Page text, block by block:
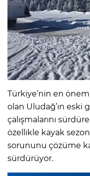
Türkiye’nin en
olan Uludağ’ın eski
çalışmalarını
özellikle kayak
sorununu çözüme
sürdürüyor.